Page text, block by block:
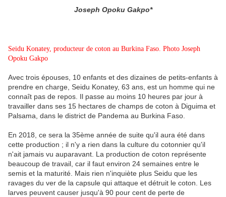
Joseph Opoku Gakpo*
Seidu Konatey, producteur de coton au Burkina Faso. Photo Joseph
Opoku Gakpo
Avec trois épouses, 10 enfants et des dizaines de petits-enfants à
prendre en charge, Seidu Konatey, 63 ans, est un homme qui ne
connaît pas de repos. Il passe au moins 10 heures par jour à
travailler dans ses 15 hectares de champs de coton à Diguima et
Palsama, dans le district de Pandema au Burkina Faso.
En 2018, ce sera la 35ème année de suite qu'il aura été dans
cette production ; il n'y a rien dans la culture du cotonnier qu'il
n'ait jamais vu auparavant. La production de coton représente
beaucoup de travail, car il faut environ 24 semaines entre le
semis et la maturité. Mais rien n'inquiète plus Seidu que les
ravages du ver de la capsule qui attaque et détruit le coton. Les
larves peuvent causer jusqu'à 90 pour cent de perte de